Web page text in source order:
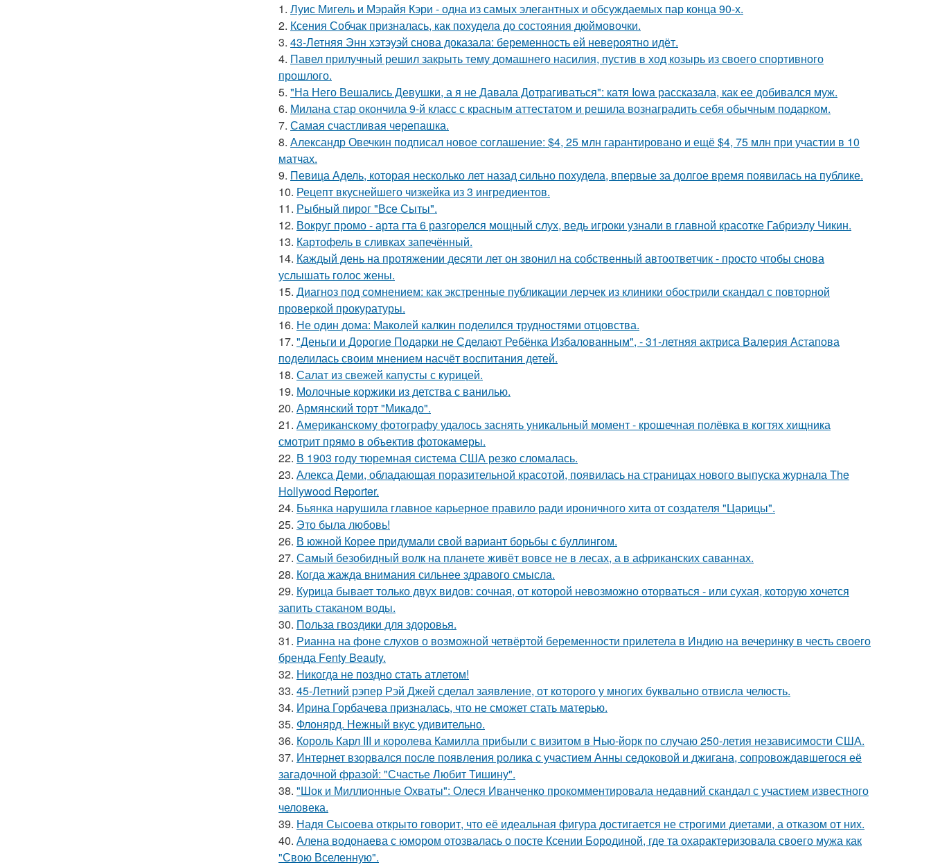
1. Луис Мигель и Мэрайя Кэри - одна из самых элегантных и обсуждаемых пар конца 90-х.
2. Ксения Собчак призналась, как похудела до состояния дюймовочки.
3. 43-Летняя Энн хэтэуэй снова доказала: беременность ей невероятно идёт.
4. Павел прилучный решил закрыть тему домашнего насилия, пустив в ход козырь из своего спортивного
прошлого.
5. "На Него Вешались Девушки, а я не Давала Дотрагиваться": катя Iowa рассказала, как ее добивался муж.
6. Милана стар окончила 9-й класс с красным аттестатом и решила вознаградить себя обычным подарком.
7. Самая счастливая черепашка.
8. Александр Овечкин подписал новое соглашение: $4, 25 млн гарантировано и ещё $4, 75 млн при участии в 10
матчах.
9. Певица Адель, которая несколько лет назад сильно похудела, впервые за долгое время появилась на публике.
10. Рецепт вкуснейшего чизкейка из 3 ингредиентов.
11. Рыбный пирог "Все Сыты".
12. Вокруг промо - арта гта 6 разгорелся мощный слух, ведь игроки узнали в главной красотке Габриэлу Чикин.
13. Картофель в сливках запечённый.
14. Каждый день на протяжении десяти лет он звонил на собственный автоответчик - просто чтобы снова
услышать голос жены.
15. Диагноз под сомнением: как экстренные публикации лерчек из клиники обострили скандал с повторной
проверкой прокуратуры.
16. Не один дома: Маколей калкин поделился трудностями отцовства.
17. "Деньги и Дорогие Подарки не Сделают Ребёнка Избалованным", - 31-летняя актриса Валерия Астапова
поделилась своим мнением насчёт воспитания детей.
18. Салат из свежей капусты с курицей.
19. Молочные коржики из детства с ванилью.
20. Армянский торт "Микадо".
21. Американскому фотографу удалось заснять уникальный момент - крошечная полёвка в когтях хищника
смотрит прямо в объектив фотокамеры.
22. В 1903 году тюремная система США резко сломалась.
23. Алекса Деми, обладающая поразительной красотой, появилась на страницах нового выпуска журнала The
Hollywood Reporter.
24. Бьянка нарушила главное карьерное правило ради ироничного хита от создателя "Царицы".
25. Это была любовь!
26. В южной Корее придумали свой вариант борьбы с буллингом.
27. Самый безобидный волк на планете живёт вовсе не в лесах, а в африканских саваннах.
28. Когда жажда внимания сильнее здравого смысла.
29. Курица бывает только двух видов: сочная, от которой невозможно оторваться - или сухая, которую хочется
запить стаканом воды.
30. Польза гвоздики для здоровья.
31. Рианна на фоне слухов о возможной четвёртой беременности прилетела в Индию на вечеринку в честь своего
бренда Fenty Beauty.
32. Никогда не поздно стать атлетом!
33. 45-Летний рэпер Рэй Джей сделал заявление, от которого у многих буквально отвисла челюсть.
34. Ирина Горбачева призналась, что не сможет стать матерью.
35. Флонярд. Нежный вкус удивительно.
36. Король Карл III и королева Камилла прибыли с визитом в Нью-йорк по случаю 250-летия независимости США.
37. Интернет взорвался после появления ролика с участием Анны седоковой и джигана, сопровождавшегося её
загадочной фразой: "Счастье Любит Тишину".
38. "Шок и Миллионные Охваты": Олеся Иванченко прокомментировала недавний скандал с участием известного
человека.
39. Надя Сысоева открыто говорит, что её идеальная фигура достигается не строгими диетами, а отказом от них.
40. Алена водонаева с юмором отозвалась о посте Ксении Бородиной, где та охарактеризовала своего мужа как
"Свою Вселенную".